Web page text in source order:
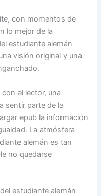
con momentos de
lo mejor de la
estudiante alemán
visión original y una
el lector, una
sentir parte de la
epub la información
La atmósfera
alemán es tan
no quedarse
estudiante alemán